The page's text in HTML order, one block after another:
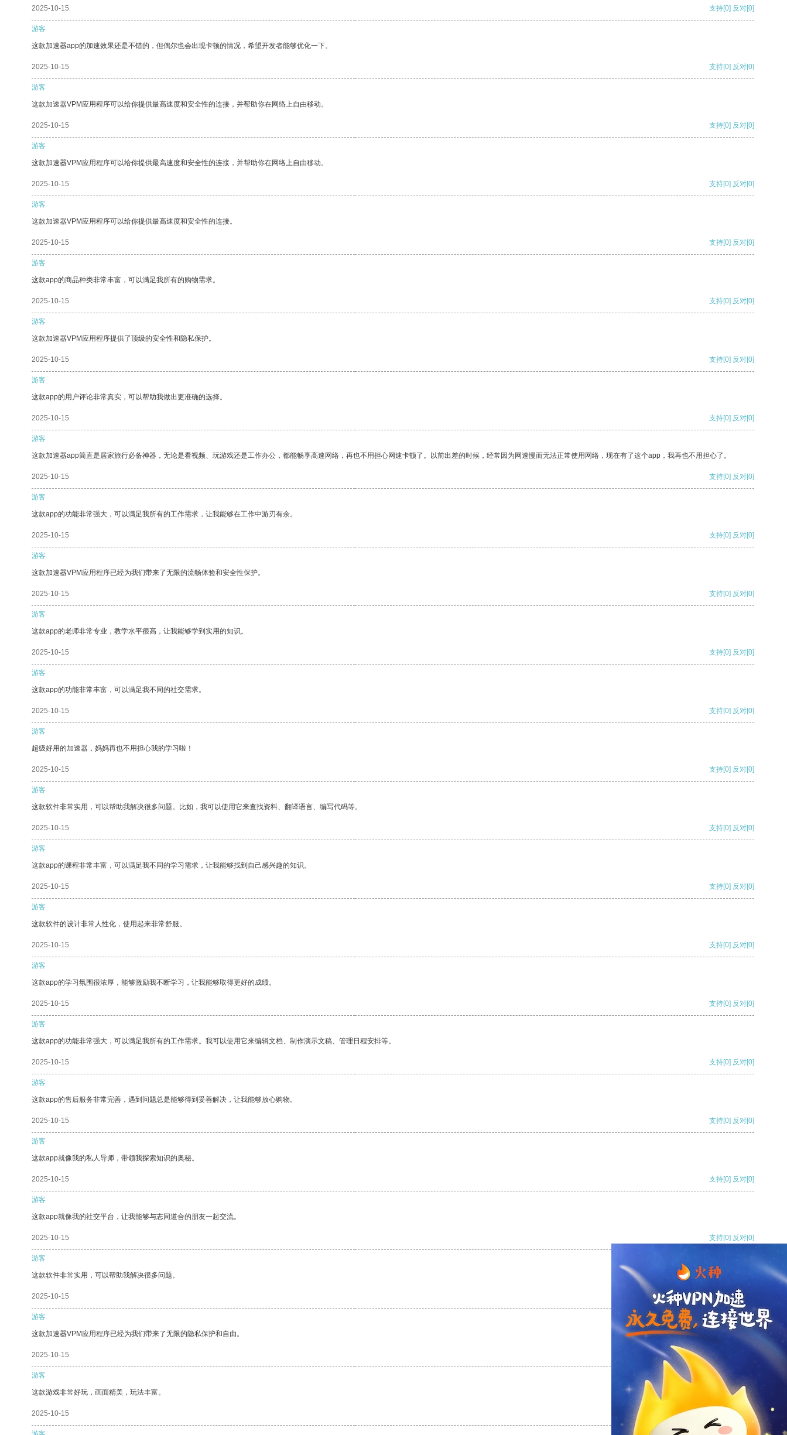
2025-10-15 支持[0] 反对[0]
游客
这款加速器app的加速效果还是不错的，但偶尔也会出现卡顿的情况，希望开发者能够优化一下。
2025-10-15 支持[0] 反对[0]
游客
这款加速器VPM应用程序可以给你提供最高速度和安全性的连接，并帮助你在网络上自由移动。
2025-10-15 支持[0] 反对[0]
游客
这款加速器VPM应用程序可以给你提供最高速度和安全性的连接，并帮助你在网络上自由移动。
2025-10-15 支持[0] 反对[0]
游客
这款加速器VPM应用程序可以给你提供最高速度和安全性的连接。
2025-10-15 支持[0] 反对[0]
游客
这款app的商品种类非常丰富，可以满足我所有的购物需求。
2025-10-15 支持[0] 反对[0]
游客
这款加速器VPM应用程序提供了顶级的安全性和隐私保护。
2025-10-15 支持[0] 反对[0]
游客
这款app的用户评论非常真实，可以帮助我做出更准确的选择。
2025-10-15 支持[0] 反对[0]
游客
这款加速器app简直是居家旅行必备神器，无论是看视频、玩游戏还是工作办公，都能畅享高速网络，再也不用担心网速卡顿了。以前出差的时候，经常因为网速慢而无法正常使用网络，现在有了这个app，我再也不用担心了。
2025-10-15 支持[0] 反对[0]
游客
这款app的功能非常强大，可以满足我所有的工作需求，让我能够在工作中游刃有余。
2025-10-15 支持[0] 反对[0]
游客
这款加速器VPM应用程序已经为我们带来了无限的流畅体验和安全性保护。
2025-10-15 支持[0] 反对[0]
游客
这款app的老师非常专业，教学水平很高，让我能够学到实用的知识。
2025-10-15 支持[0] 反对[0]
游客
这款app的功能非常丰富，可以满足我不同的社交需求。
2025-10-15 支持[0] 反对[0]
游客
超级好用的加速器，妈妈再也不用担心我的学习啦！
2025-10-15 支持[0] 反对[0]
游客
这款软件非常实用，可以帮助我解决很多问题。比如，我可以使用它来查找资料、翻译语言、编写代码等。
2025-10-15 支持[0] 反对[0]
游客
这款app的课程非常丰富，可以满足我不同的学习需求，让我能够找到自己感兴趣的知识。
2025-10-15 支持[0] 反对[0]
游客
这款软件的设计非常人性化，使用起来非常舒服。
2025-10-15 支持[0] 反对[0]
游客
这款app的学习氛围很浓厚，能够激励我不断学习，让我能够取得更好的成绩。
2025-10-15 支持[0] 反对[0]
游客
这款app的功能非常强大，可以满足我所有的工作需求。我可以使用它来编辑文档、制作演示文稿、管理日程安排等。
2025-10-15 支持[0] 反对[0]
游客
这款app的售后服务非常完善，遇到问题总是能够得到妥善解决，让我能够放心购物。
2025-10-15 支持[0] 反对[0]
游客
这款app就像我的私人导师，带领我探索知识的奥秘。
2025-10-15 支持[0] 反对[0]
游客
这款app就像我的社交平台，让我能够与志同道合的朋友一起交流。
2025-10-15 支持[0] 反对[0]
游客
这款软件非常实用，可以帮助我解决很多问题。
2025-10-15 支持[0] 反对
游客
这款加速器VPM应用程序已经为我们带来了无限的隐私保护和自由。
2025-10-15 支持
游客
这款游戏非常好玩，画面精美，玩法丰富。
2025-10-15 反对 [0]